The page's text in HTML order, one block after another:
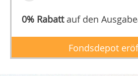
0% Rabattauf den
Fondsdepot